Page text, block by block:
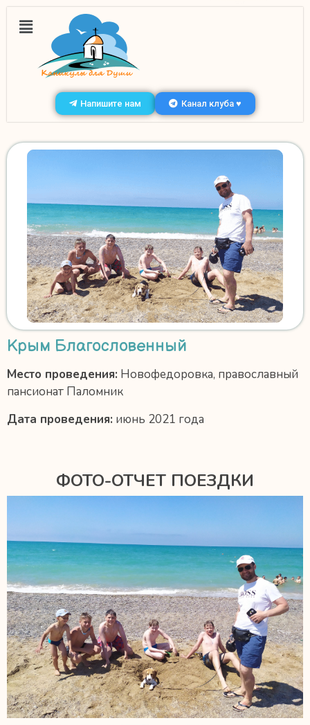
Напишите нам Канал клуба ♥
Крым Благословенный
Место проведения: Новофедоровка, православный
пансионат Паломник
Дата проведения: июнь 2021 года
ФОТО-ОТЧЕТ ПОЕЗДКИ